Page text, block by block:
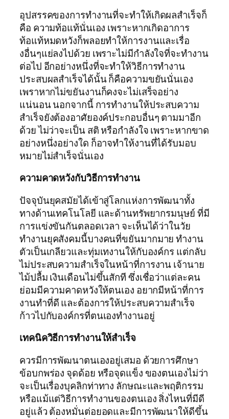
อุปสรรคของการทำงานที่จะทำให้เกิดผลสำเร็จก็
คือ ความท้อแท้นั่นเอง เพราะหากเกิดอาการ
ท้อแท้หมดหวังก็พลอยทำให้การงานและเรื่อ
งอื่นๆแย่ลงไปด้วย เพราะไม่มีกำลังใจที่จะทำงาน
ต่อไป อีกอย่างหนึ่งที่จะทำให้วิธีการทำงาน
ประสบผลสำเร็จได้นั้น ก็คือความขยันนั่นเอง
เพราหากไม่ขยันงานก็คงจะไม่เสร็จอย่าง
แน่นอน นอกจากนี้ การทำงานให้ประสบความ
สำเร็จยังต้องอาศัยองค์ประกอบอื่นๆ ตามมาอีก
ด้วย ไม่ว่าจะเป็น สติ หรือกำลังใจ เพราะหากขาด
อย่างหนึ่งอย่างใด ก็อาจทำให้งานที่ได้รับมอบ
หมายไม่สำเร็จนั่นเอง
ความคาดหวังกับวิธีการทำงาน
ปัจจุบันยุคสมัยได้เข้าสู่โลกแห่งการพัฒนาทั้ง
ทางด้านเทคโนโลยี และด้านทรัพยากรมนุษย์ ที่มี
การแข่งขันกันตลอดเวลา จะเห็นได้ว่าในวัย
ทำงานยุคสังคมนี้บางคนที่ขยันมากมาย ทำงาน
ตัวเป็นเกลียวและทุ่มเทงานให้กับองค์กร แต่กลับ
ไม่ประสบความสำเร็จในหน้าที่การงาน เจ้านาย
ไม้ปลื้ม เงินเดือนไม่ขึ้นสักที ซึ่งเชื่อว่าแต่ละคน
ย่อมมีความคาดหวังให้ตนเอง อยากมีหน้าที่การ
งานทำที่ดี และต้องการให้ประสบความสำเร็จ
ก้าวไปกับองค์กรที่ตนเองทำงานอยู่
เทคนิควิธีการทำงานให้สำเร็จ
ควรมีการพัฒนาตนเองอยู่เสมอ ด้วยการศึกษา
ข้อบกพร่อง จุดด้อย หรือจุดแข็ง ของตนเองไม่ว่า
จะเป็นเรื่องบุคลิกท่าทาง ลักษณะและพฤติกรรม
หรือแม้แต่วิธีการทำงานของตนเอง สิ่งไหนที่มีดี
อยู่แล้ว ต้องหมั่นต่อยอดและมีการพัฒนาให้ดีขึ้น